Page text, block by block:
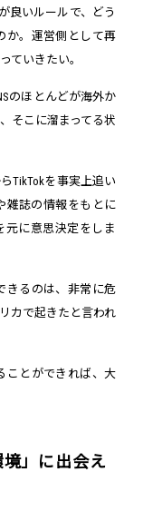
良いルールで、どう
か。運営側として再
ていきたい。
のほとんどが海外か
そこに溜まってる状
TikTokを事実上追い
雑誌の情報をもとに
元に意思決定をしま
きるのは、非常に危
カで起きたと言われ
ことができれば、大
」に出会え